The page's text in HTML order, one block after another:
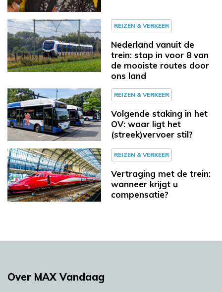
REIZEN & VERKEER
Nederland vanuit de
trein: stap in voor 8 van
de mooiste routes door
ons land
REIZEN & VERKEER
Volgende staking in het
OV: waar ligt het
(streek)vervoer stil?
REIZEN & VERKEER
Vertraging met de trein:
wanneer krijgt u
compensatie?
Over MAX Vandaag